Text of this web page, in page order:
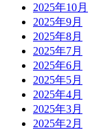
2025年10月
2025年9月
2025年8月
2025年7月
2025年6月
2025年5月
2025年4月
2025年3月
2025年2月